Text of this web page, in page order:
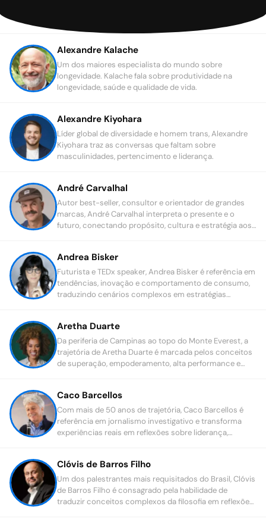
Alexandre Kalache
Um dos maiores especialista do mundo sobre
longevidade. Kalache fala sobre produtividade na
longevidade, saúde e qualidade de vida.
Alexandre Kiyohara
Líder global de diversidade e homem trans, Alexandre
Kiyohara traz as conversas que faltam sobre
masculinidades, pertencimento e liderança.
André Carvalhal
Autor best-seller, consultor e orientador de grandes
marcas, André Carvalhal interpreta o presente e o
futuro, conectando propósito, cultura e estratégia aos
Andrea Bisker
Futurista e TEDx speaker, Andrea Bisker é referência em
tendências, inovação e comportamento de consumo,
traduzindo cenários complexos em estratégias
Aretha Duarte
Da periferia de Campinas ao topo do Monte Everest, a
trajetória de Aretha Duarte é marcada pelos conceitos
de superação, empoderamento, alta performance e
Caco Barcellos
Com mais de 50 anos de trajetória, Caco Barcellos é
referência em jornalismo investigativo e transforma
experiências reais em reflexões sobre liderança,
Clóvis de Barros Filho
Um dos palestrantes mais requisitados do Brasil, Clóvis
de Barros Filho é consagrado pela habilidade de
traduzir conceitos complexos da filosofia em reflexões